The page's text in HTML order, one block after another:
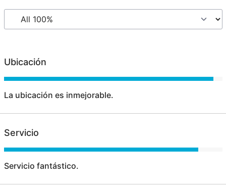
Ubicación
La ubicación es inmejorable.
Servicio
Servicio fantástico.